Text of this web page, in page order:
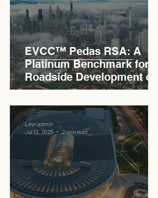
EVCC™ Pedas RSA: A
Platinum Benchmark for
Roadside Development on
the PLUS Expressway
Levn admin
Jul 13, 2025
2 min read